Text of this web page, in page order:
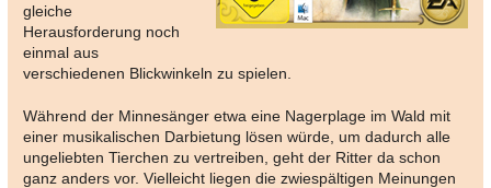
gleiche
Herausforderung noch
einmal aus
verschiedenen Blickwinkeln zu spielen.
Während der Minnesänger etwa eine Nagerplage im Wald mit
einer musikalischen Darbietung lösen würde, um dadurch alle
ungeliebten Tierchen zu vertreiben, geht der Ritter da schon
ganz anders vor. Vielleicht liegen die zwiespältigen Meinungen